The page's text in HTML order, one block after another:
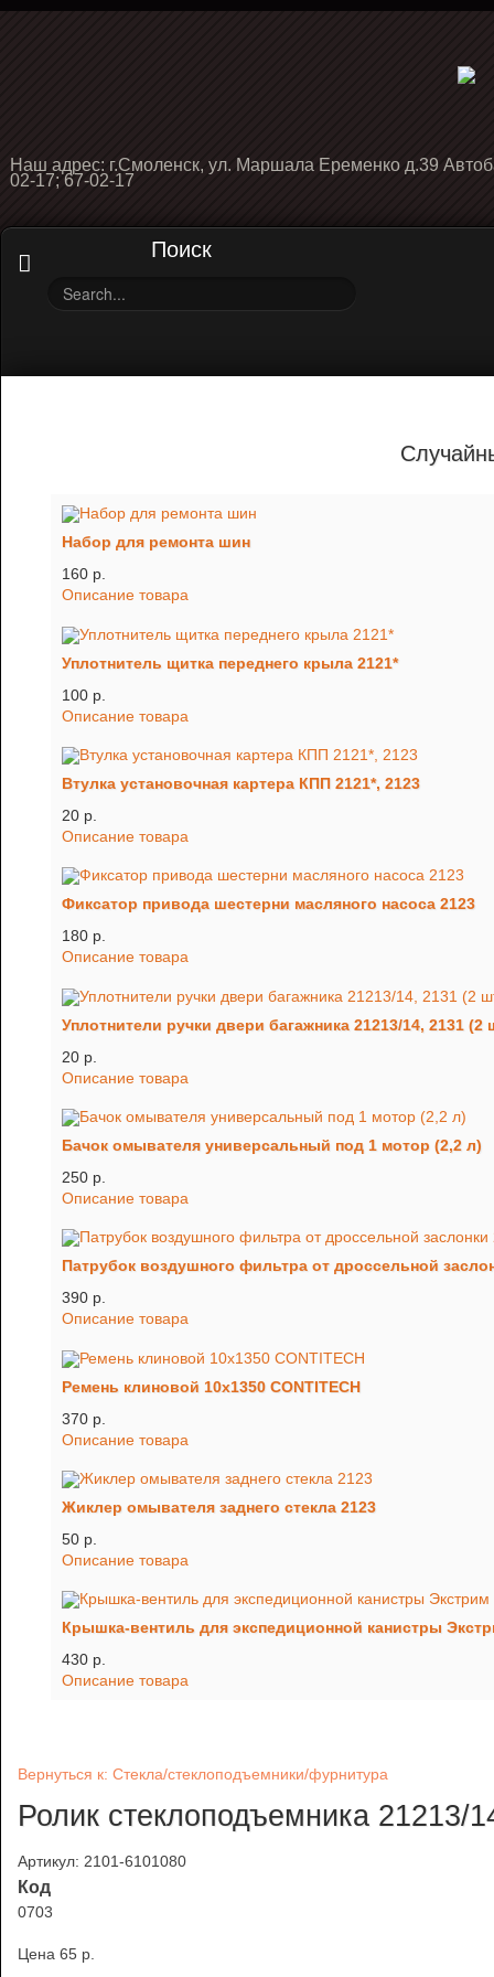
Наш адрес: г.Смоленск, ул. Маршала Еременко д.39
02-17; 67-02-17
Поиск
Набор для ремонта шин
160 p.
Описание товара
Уплотнитель щитка переднего крыла 2121*
100 p.
Описание товара
Втулка установочная картера КПП 2121*, 2123
20 p.
Описание товара
Фиксатор привода шестерни масляного насоса 2123
180 p.
Описание товара
Уплотнители ручки двери багажника 21213/14, 2131 (2
20 p.
Описание товара
Бачок омывателя универсальный под 1 мотор (2,2 л)
250 p.
Описание товара
Патрубок воздушного фильтра от дроссельной
390 p.
Описание товара
Ремень клиновой 10х1350 CONTITECH
370 p.
Описание товара
Жиклер омывателя заднего стекла 2123
50 p.
Описание товара
Крышка-вентиль для экспедиционной канистры
430 p.
Описание товара
Вернуться к: Стекла/стеклоподъемники/фурнитура
Ролик стеклоподъемника 21213/
Артикул: 2101-6101080
Код
0703
Цена 65 p.